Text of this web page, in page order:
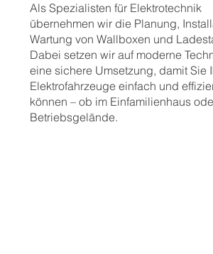
Als Spezialisten für Elektrotechnik
übernehmen wir die Planung,
Wartung von Wallboxen und
Dabei setzen wir auf moderne
eine sichere Umsetzung, damit Sie
Elektrofahrzeuge einfach und
können – ob im Einfamilienhaus
Betriebsgelände.